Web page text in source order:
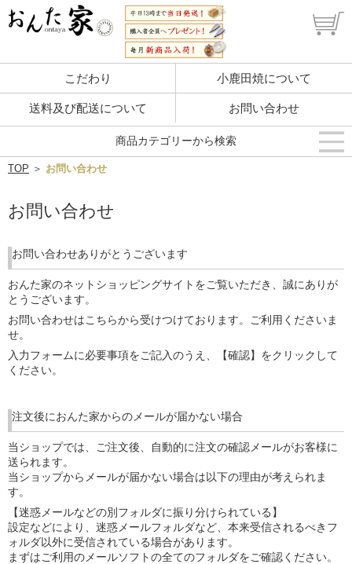
こだわり 小鹿田焼について
送料及び配送について お問い合わせ
TOP ＞ お問い合わせ
お問い合わせ
お問い合わせありがとうございます
おんた家のネットショッピングサイトをご覧いただき、誠にありが
とうございます。
お問い合わせはこちらから受けつけております。ご利用くださいま
せ。
入力フォームに必要事項をご記入のうえ、【確認】をクリックして
ください。
注文後におんた家からのメールが届かない場合
当ショップでは、ご注文後、自動的に注文の確認メールがお客様に
送られます。
当ショップからメールが届かない場合は以下の理由が考えられま
す。
【迷惑メールなどの別フォルダに振り分けられている】
設定などにより、迷惑メールフォルダなど、本来受信されるべきフ
ォルダ以外に受信されている場合があります。
まずはご利用のメールソフトの全てのフォルダをご確認ください。
商品カテゴリーから検索